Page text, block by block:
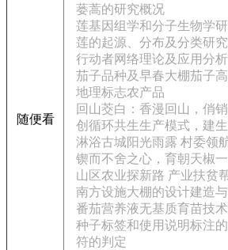
随便看
蒌蒿的研究概况
莲基因组学和分子生物学
莲的起源、分布及分类研究
行动者网络理论及应用分析
茄子品种及早春大棚茄子
地理标志农产品
回山茭白：香漫回山，俏
创循环共生生产模式，建
淋浴古城阳光雨露 村委领
锲而不舍之心，育朝天椒
山区农业探新路 产业扶贫
南方设施大棚的设计建造
番茄营养液无基质育苗技术
种子标签和使用说明标注
符的判定